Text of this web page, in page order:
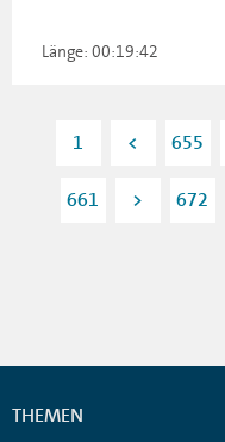
Länge: 00:19:42
1 < 655
661 > 672
THEMEN